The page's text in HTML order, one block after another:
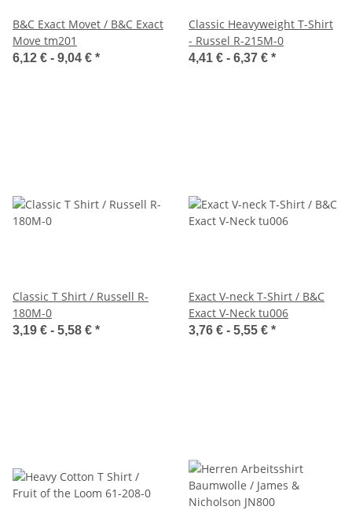
B&C Exact Movet / B&C Exact
Move tm201
6,12 € - 9,04 € *
Classic Heavyweight T-Shirt
- Russel R-215M-0
4,41 € - 6,37 € *
Classic T Shirt / Russell R-
180M-0
3,19 € - 5,58 € *
Exact V-neck T-Shirt / B&C
Exact V-Neck tu006
3,76 € - 5,55 € *